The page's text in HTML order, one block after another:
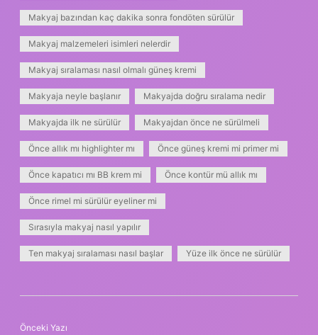
Makyaj bazından kaç dakika sonra fondöten sürülür
Makyaj malzemeleri isimleri nelerdir
Makyaj sıralaması nasıl olmalı güneş kremi
Makyaja neyle başlanır Makyajda doğru sıralama nedir
Makyajda ilk ne sürülür Makyajdan önce ne sürülmeli
Önce allık mı highlighter mı Önce güneş kremi mi primer mi
Önce kapatıcı mı BB krem mi Önce kontür mü allık mı
Önce rimel mi sürülür eyeliner mi
Sırasıyla makyaj nasıl yapılır
Ten makyaj sıralaması nasıl başlar Yüze ilk önce ne sürülür
Önceki Yazı